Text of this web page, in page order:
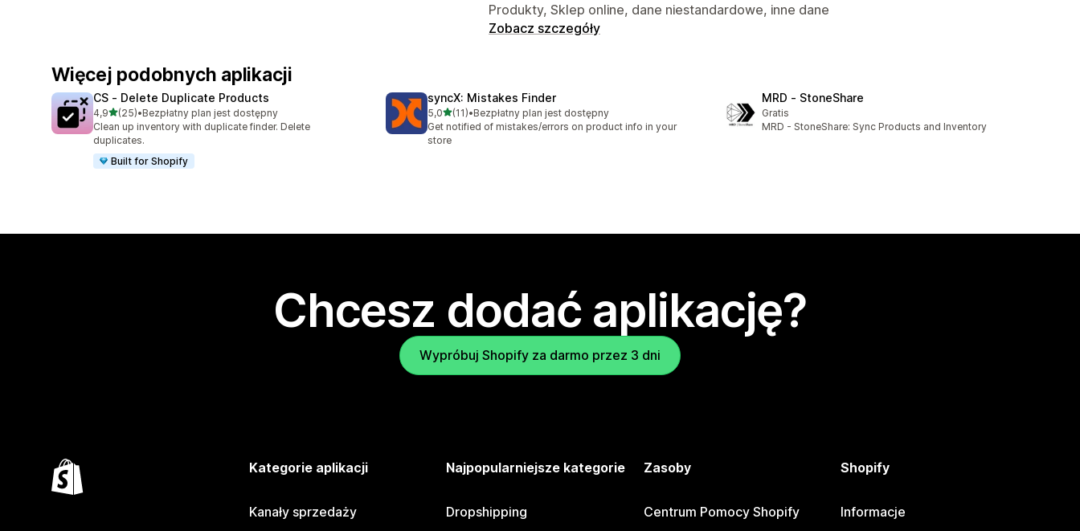
Produkty, Sklep online, dane niestandardowe, inne dane
Zobacz szczegóły
Więcej podobnych aplikacji
CS ‑ Delete Duplicate Products
4,9na 5 gwiazdek
(25)
Łączna liczba recenzji: 25
•Bezpłatny plan jest dostępny
Clean up inventory with duplicate finder. Delete
duplicates.
Built for Shopify
syncX: Mistakes Finder
5,0na 5 gwiazdek
(11)
Łączna liczba recenzji: 11
•Bezpłatny plan jest dostępny
Get notified of mistakes/errors on product info in your
store
MRD ‑ StoneShare
Gratis
MRD - StoneShare: Sync Products and Inventory
Chcesz dodać aplikację?
Wypróbuj Shopify za darmo przez 3 dni
Kategorie aplikacji
Kanały sprzedaży
Najpopularniejsze kategorie
Dropshipping
Zasoby
Centrum Pomocy Shopify
Shopify
Informacje